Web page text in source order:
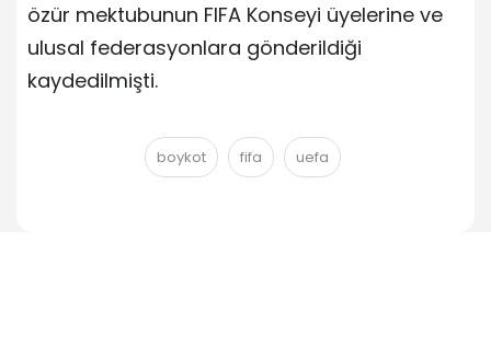
özür mektubunun FIFA Konseyi üyelerine ve
ulusal federasyonlara gönderildiği
kaydedilmişti.
boykot fifa uefa